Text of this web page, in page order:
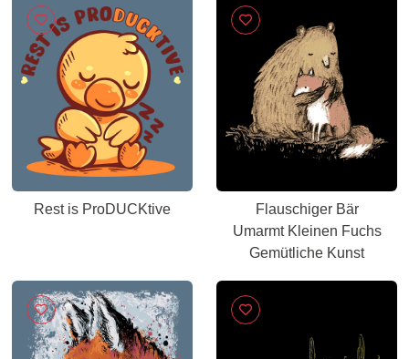
Rest is ProDUCKtive
Flauschiger Bär
Umarmt Kleinen Fuchs
Gemütliche Kunst